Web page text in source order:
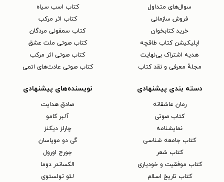
سوال‌های متداول
فروش سازمانی
خرید کتابخوان
اپلیکیشن کتاب طاقچه
هدیه اشتراک بی‌نهایت
مجلهٔ معرفی و نقد کتاب
کتاب اسب سیاه
کتاب اثر مرکب
کتاب سمفونی مردگان
کتاب صوتی ملت عشق
کتاب صوتی اثر مرکب
کتاب صوتی عادت‌های اتمی
دسته بندی پیشنهادی
رمان عاشقانه
کتاب‌ صوتی
نمایشنامه
کتاب جامعه شناسی
کتاب شعر
کتاب موفقیت و خودیاری
کتاب تاریخ اسلام
نویسنده‌های پیشنهادی
صادق هدایت
آلبر کامو
چارلز دیکنز
گی دو موپاسان
جورج اورول
الکساندر دوما
لئو تولستوی